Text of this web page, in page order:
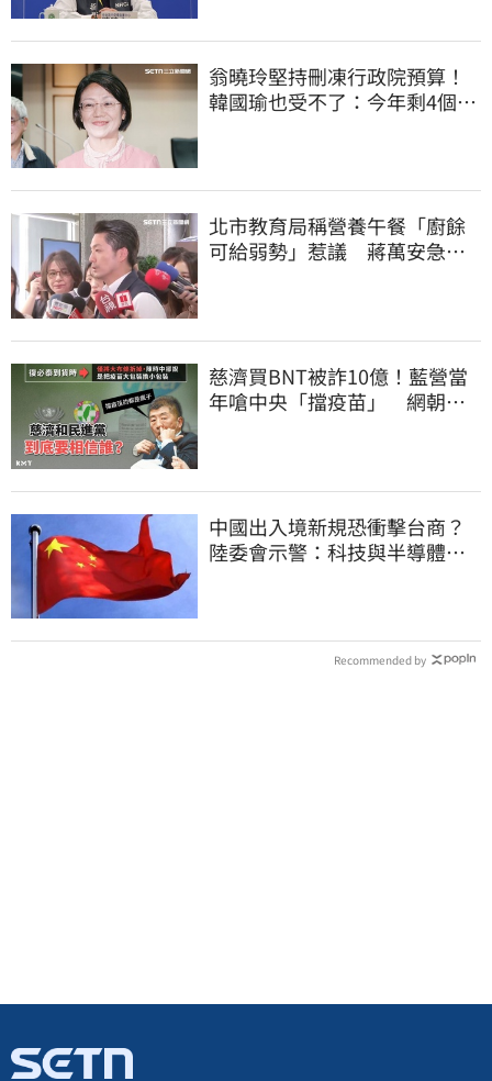
翁曉玲堅持刪凍行政院預算！
韓國瑜也受不了：今年剩4個月
北市教育局稱營養午餐「廚餘
可給弱勢」惹議 蔣萬安急
慈濟買BNT被詐10億！藍營當
年嗆中央「擋疫苗」 網朝
中國出入境新規恐衝擊台商？
陸委會示警：科技與半導體從
Recommended by